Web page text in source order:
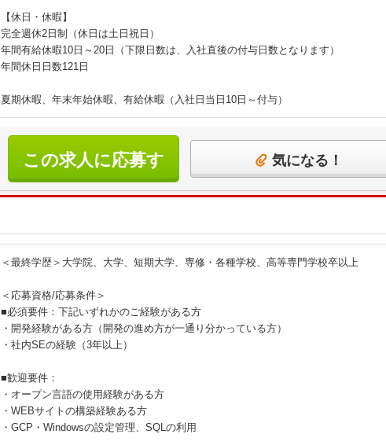
【休日・休暇】
完全週休2日制（休日は土日祝日）
年間有給休暇10日～20日（下限日数は、入社直後の付与日数となります）
年間休日日数121日
夏期休暇、年末年始休暇、有給休暇（入社日当日10日～付与）
この求人に応募す
る
気になる！
＜最終学歴＞大学院、大学、短期大学、専修・各種学校、高等専門学校卒以上
＜応募資格/応募条件＞
■必須要件：下記いずれかのご経験がある方
・開発経験がある方（開発の進め方が一通り分かっている方）
・社内SEの経験（3年以上）
■歓迎要件：
・オープン言語の使用経験がある方
・WEBサイトの構築経験ある方
・GCP・Windowsの設定管理、SQLの利用